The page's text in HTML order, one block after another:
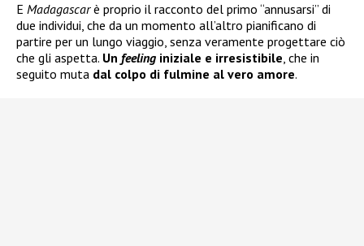
E Madagascarè proprio il racconto del primo “annusarsi” di
due individui, che da un momento all’altro pianificano di
partire per un lungo viaggio, senza veramente progettare ciò
che gli aspetta. Un feeling iniziale e irresistibile, che in
seguito muta dal colpo di fulmine al vero amore.